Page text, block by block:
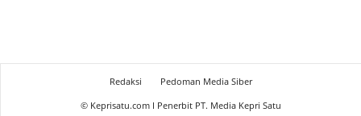
Redaksi
Pedoman Media Siber
© Keprisatu.com I Penerbit PT. Media Kepri Satu